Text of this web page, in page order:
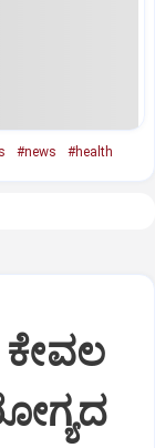
#news #health